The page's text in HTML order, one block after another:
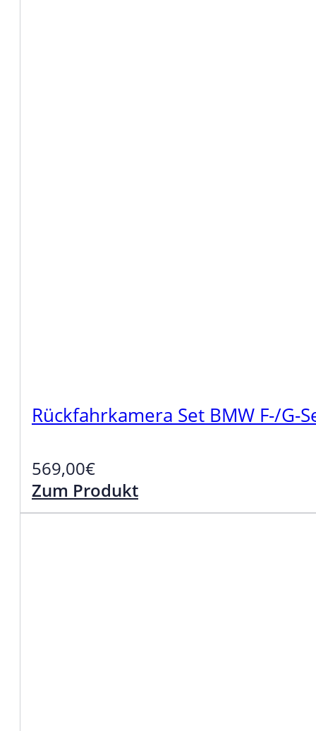
Rückfahrkamera Set BMW F-/G-
569,00€
Zum Produkt